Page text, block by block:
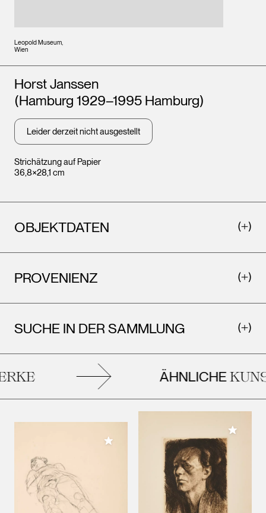
Leopold Museum,
Wien
Strichätzung auf Papier
36,8×28,1 cm
Künstler*innen
Horst Janssen
(Hamburg 1929–1995 Hamburg)
Leider derzeit nicht ausgestellt
OBJEKTDATEN
PROVENIENZ
SUCHE IN DER SAMMLUNG
ÄHNLICHE
Meiner Sammlung hinzufügen
Meiner